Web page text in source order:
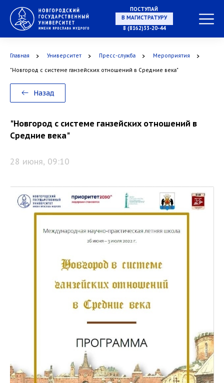
ПОСТУПАЙ
В МАГИСТРАТУРУ
В АСПИРАНТУРУ
8 (8162)33-20-44
Главная Университет Пресс-служба Мероприятия
"Новгород с системе ганзейских отношений в Средние века"
Назад
"Новгород с системе ганзейских отношений в
Средние века"
28 июня, 09:10